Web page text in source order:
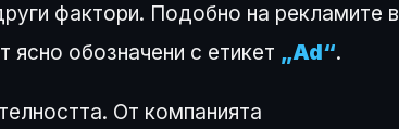
фактори. Подобно на рекламите в
ясно обозначени с етикет „Ad“.
От компанията